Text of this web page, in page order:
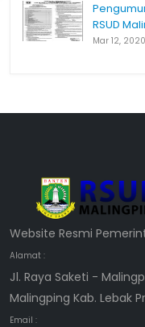
RSUD
Mar 12, 2020
Website Resmi
Alamat :
Jl. Raya Saketi -
Malingping Kab. Lebak
Email :